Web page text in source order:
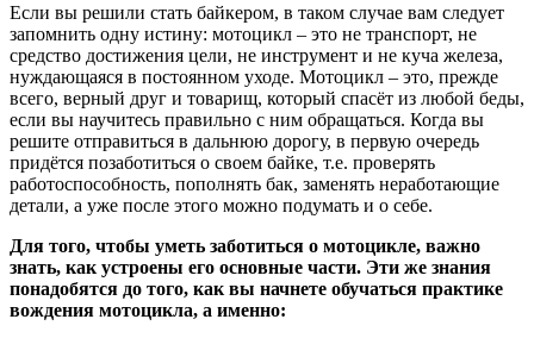
Если вы решили стать байкером, в таком случае вам следует
запомнить одну истину: мотоцикл – это не транспорт, не
средство достижения цели, не инструмент и не куча железа,
нуждающаяся в постоянном уходе. Мотоцикл – это, прежде
всего, верный друг и товарищ, который спасёт из любой беды,
если вы научитесь правильно с ним обращаться. Когда вы
решите отправиться в дальнюю дорогу, в первую очередь
придётся позаботиться о своем байке, т.е. проверять
работоспособность, пополнять бак, заменять неработающие
детали, а уже после этого можно подумать и о себе.
Для того, чтобы уметь заботиться о мотоцикле, важно
знать, как устроены его основные части. Эти же знания
понадобятся до того, как вы начнете обучаться практике
вождения мотоцикла, а именно: